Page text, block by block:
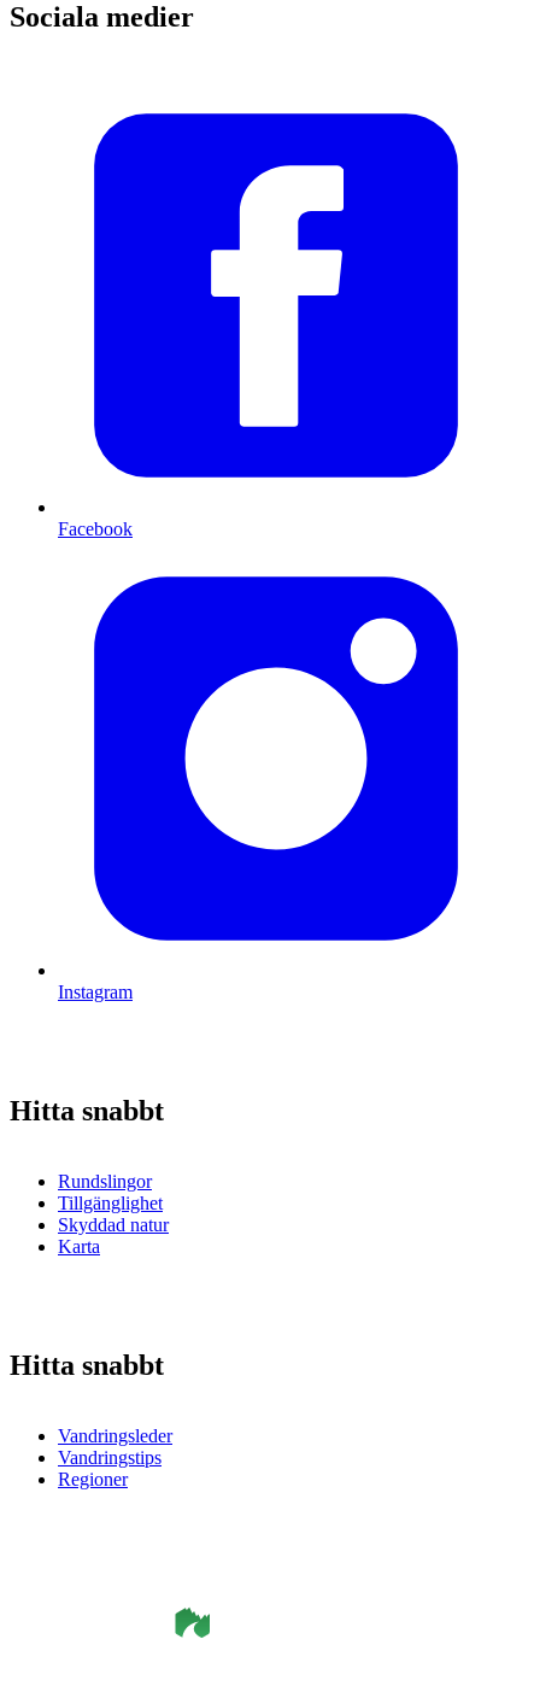
Sociala medier
Facebook
Instagram
Hitta snabbt
Rundslingor
Tillgänglighet
Skyddad natur
Karta
Hitta snabbt
Vandringsleder
Vandringstips
Regioner